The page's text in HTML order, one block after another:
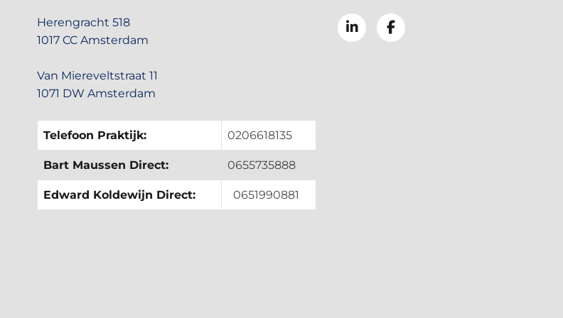
Herengracht 518
1017 CC Amsterdam
Van Miereveltstraat 11
1071 DW Amsterdam
Telefoon Praktijk: 0206618135
Bart Maussen Direct: 0655735888
Edward Koldewijn Direct: 0651990881